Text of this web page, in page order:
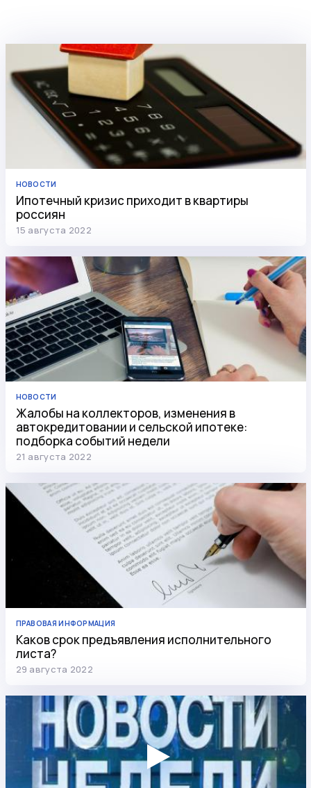
НОВОСТИ
Ипотечный кризис приходит в квартиры
россиян
15 августа 2022
НОВОСТИ
Жалобы на коллекторов, изменения в
автокредитовании и сельской ипотеке:
подборка событий недели
21 августа 2022
ПРАВОВАЯ ИНФОРМАЦИЯ
Каков срок предъявления исполнительного
листа?
29 августа 2022